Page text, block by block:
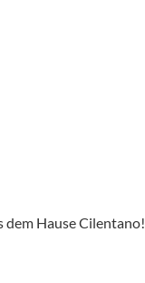
dem Hause Cilentano!